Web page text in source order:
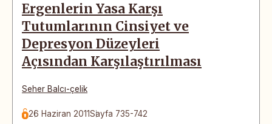
Ergenlerin Yasa Karşı
Tutumlarının Cinsiyet ve
Depresyon Düzeyleri
Açısından Karşılaştırılması
Seher Balcı-çelik
26 Haziran 2011Sayfa 735-742